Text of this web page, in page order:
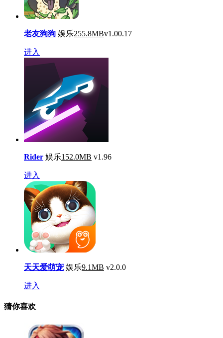
老友狗狗 娱乐255.8MBv1.00.17
进入
Rider 娱乐152.0MB v1.96
进入
天天爱萌宠 娱乐9.1MB v2.0.0
进入
猜你喜欢